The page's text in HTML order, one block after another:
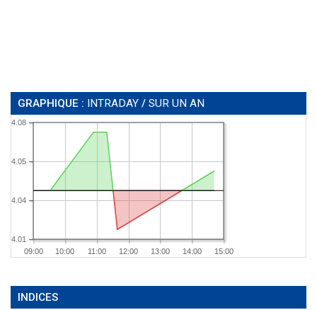
GRAPHIQUE : INTRADAY / SUR UN AN
09:00 10:00 11:00 12:00 13:00 14:00 15:00
4.01
4.04
4.05
4.08
INDICES